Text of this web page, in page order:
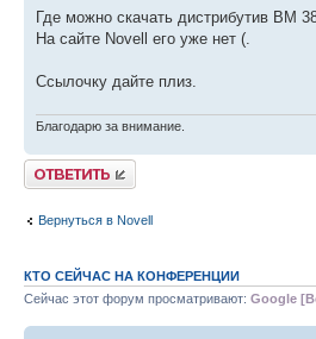
Где можно скачать дистрибутив BM
На сайте Novell его уже нет (.
Ссылочку дайте плиз.
Благодарю за внимание.
Ответить
Вернуться в Novell
КТО СЕЙЧАС НА КОНФЕРЕНЦИИ
Сейчас этот форум просматривают: Google